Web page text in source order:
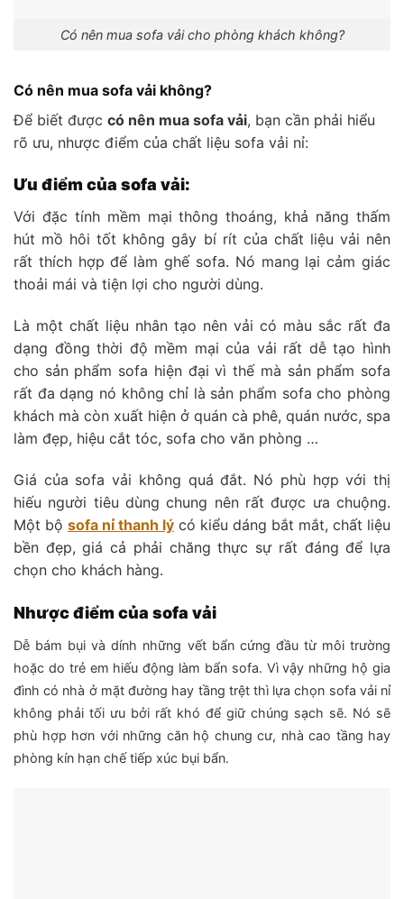
Có nên mua sofa vải cho phòng khách không?
Có nên mua sofa vải không?
Để biết được có nên mua sofa vải, bạn cần phải hiểu
rõ ưu, nhược điểm của chất liệu sofa vải nỉ:
Ưu điểm của sofa vải:
Với đặc tính mềm mại thông thoáng, khả năng thấm
hút mồ hôi tốt không gây bí rít của chất liệu vải nên
rất thích hợp để làm ghế sofa. Nó mang lại cảm giác
thoải mái và tiện lợi cho người dùng.
Là một chất liệu nhân tạo nên vải có màu sắc rất đa
dạng đồng thời độ mềm mại của vải rất dễ tạo hình
cho sản phẩm sofa hiện đại vì thế mà sản phẩm sofa
rất đa dạng nó không chỉ là sản phẩm sofa cho phòng
khách mà còn xuất hiện ở quán cà phê, quán nước, spa
làm đẹp, hiệu cắt tóc, sofa cho văn phòng …
Giá của sofa vải không quá đắt. Nó phù hợp với thị
hiếu người tiêu dùng chung nên rất được ưa chuộng.
Một bộ sofa nỉ thanh lý có kiểu dáng bắt mắt, chất liệu
bền đẹp, giá cả phải chăng thực sự rất đáng để lựa
chọn cho khách hàng.
Nhược điểm của sofa vải
Dễ bám bụi và dính những vết bẩn cứng đầu từ môi trường
hoặc do trẻ em hiếu động làm bẩn sofa. Vì vậy những hộ gia
đình có nhà ở mặt đường hay tầng trệt thì lựa chọn sofa vải nỉ
không phải tối ưu bởi rất khó để giữ chúng sạch sẽ. Nó sẽ
phù hợp hơn với những căn hộ chung cư, nhà cao tầng hay
phòng kín hạn chế tiếp xúc bụi bẩn.